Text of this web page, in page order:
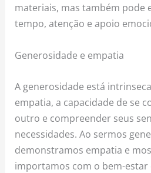
materiais, mas também pode
tempo, atenção e apoio
Generosidade e empatia
A generosidade está
empatia, a capacidade de se
outro e compreender seus
necessidades. Ao sermos
demonstramos empatia e
importamos com o bem-estar